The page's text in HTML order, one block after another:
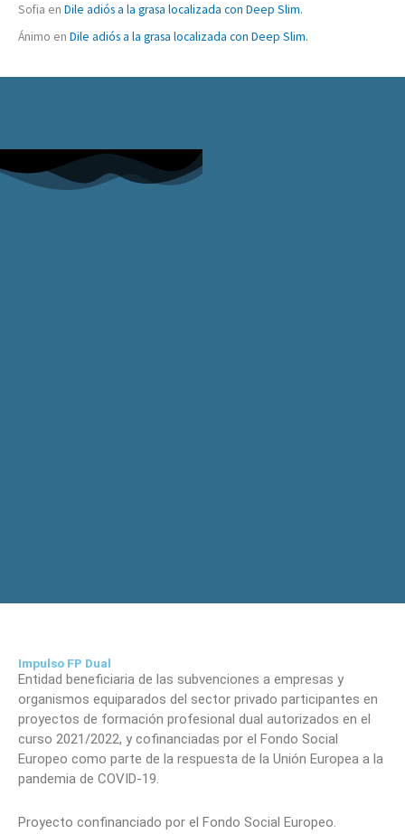
Sofia en Dile adiós a la grasa localizada con Deep Slim.
Ánimo en Dile adiós a la grasa localizada con Deep Slim.
Impulso FP Dual
Entidad beneficiaria de las subvenciones a empresas y
organismos equiparados del sector privado participantes en
proyectos de formación profesional dual autorizados en el
curso 2021/2022, y cofinanciadas por el Fondo Social
Europeo como parte de la respuesta de la Unión Europea a la
pandemia de COVID-19.
Proyecto confinanciado por el Fondo Social Europeo.